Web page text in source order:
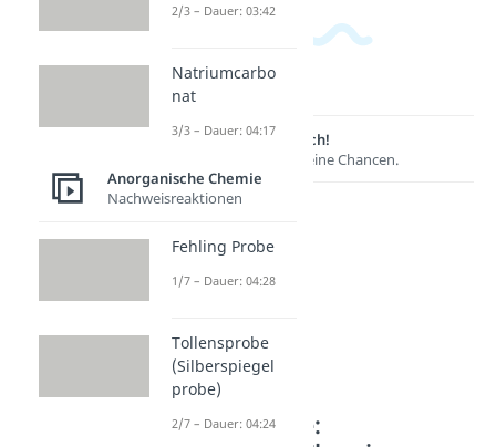
Lernen lohnt sich!
Entdecke hier deine Chancen.
Weitere Inhalte:
2/3 – Dauer: 03:42
Natriumcarbo
nat
3/3 – Dauer: 04:17
Anorganische Chemie
Nachweisreaktionen
Fehling Probe
1/7 – Dauer: 04:28
Tollensprobe
(Silberspiegel
probe)
2/7 – Dauer: 04:24